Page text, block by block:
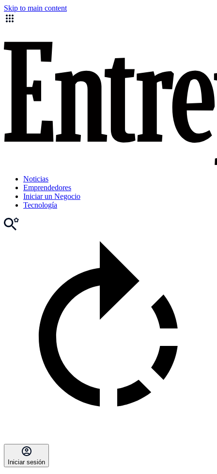
Skip to main content
Noticias
Emprendedores
Iniciar un Negocio
Tecnología
Iniciar sesión